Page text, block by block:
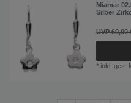
Miamar
Silber
UVP 60,00
* inkl. ges.